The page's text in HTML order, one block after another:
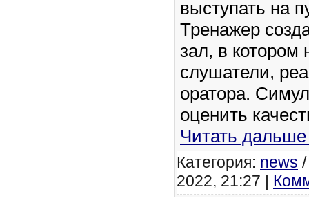
выступать на
Тренажер
зал, в котором
слушатели,
оратора.
оценить
Читать
Категория: news
2022, 21:27 |